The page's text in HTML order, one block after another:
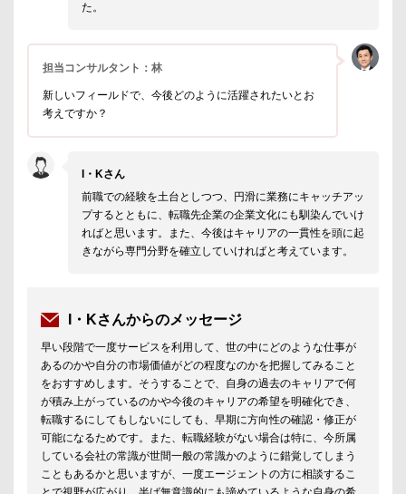
た。
担当コンサルタント：林
新しいフィールドで、今後どのように活躍されたいとお
考えですか？
I・Kさん
前職での経験を土台としつつ、円滑に業務にキャッチアッ
プするとともに、転職先企業の企業文化にも馴染んでいけ
ればと思います。また、今後はキャリアの一貫性を頭に起
きながら専門分野を確立していければと考えています。
I・Kさんからのメッセージ
早い段階で一度サービスを利用して、世の中にどのような仕事が
あるのかや自分の市場価値がどの程度なのかを把握してみること
をおすすめします。そうすることで、自身の過去のキャリアで何
が積み上がっているのかや今後のキャリアの希望を明確化でき、
転職するにしてもしないにしても、早期に方向性の確認・修正が
可能になるためです。また、転職経験がない場合は特に、今所属
している会社の常識が世間一般の常識かのように錯覚してしまう
こともあるかと思いますが、一度エージェントの方に相談するこ